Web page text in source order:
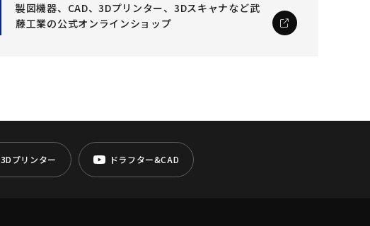
製図機器、CAD、3Dプリンター、3Dスキャナなど武
藤工業の公式オンラインショップ
3Dプリンター ドラフター&CAD